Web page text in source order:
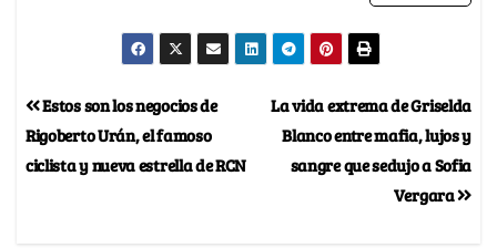
La vida extrema de Griselda
Blanco entre mafia, lujos y
sangre que sedujo a Sofia
Vergara
Estos son los negocios de
Rigoberto Urán, el famoso
ciclista y nueva estrella de RCN